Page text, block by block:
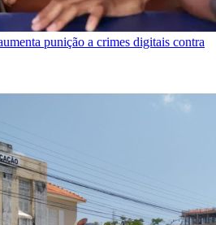
punição a crimes digitais contra